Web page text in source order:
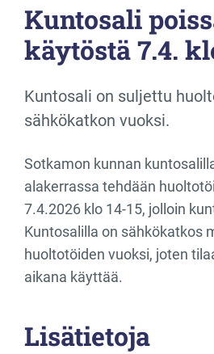
Kuntosali
käytöstä 7.4.
Kuntosali on suljettu
sähkökatkon vuoksi.
Sotkamon kunnan
alakerrassa tehdään
7.4.2026 klo 14-15, jolloin
Kuntosalilla on sähkökatkos
huoltotöiden vuoksi, joten
aikana käyttää.
Lisätietoja